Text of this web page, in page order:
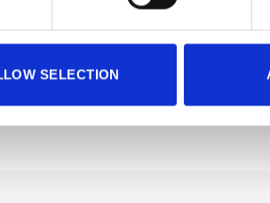
SELECTION
Κωδικός